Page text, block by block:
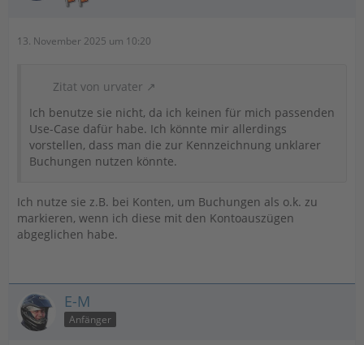
13. November 2025 um 10:20
Zitat von urvater
Ich benutze sie nicht, da ich keinen für mich passenden
Use-Case dafür habe. Ich könnte mir allerdings
vorstellen, dass man die zur Kennzeichnung unklarer
Buchungen nutzen könnte.
Ich nutze sie z.B. bei Konten, um Buchungen als o.k. zu
markieren, wenn ich diese mit den Kontoauszügen
abgeglichen habe.
E-M
Anfänger